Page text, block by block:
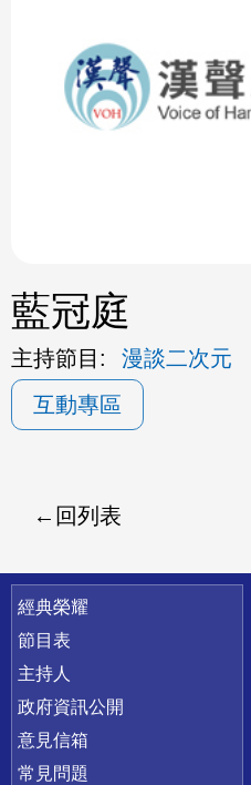
藍冠庭
主持節目:
漫談二次元
互動專區
回列表
快速連結
經典榮耀
節目表
主持人
政府資訊公開
意見信箱
常見問題